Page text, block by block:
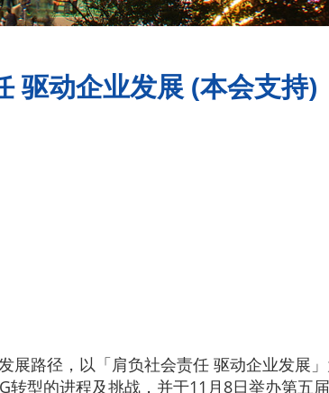
驱动企业发展 (本会支持)
展路径，以「肩负社会责任 驱动企业发展
型的进程及挑战，并于11月8日举办第五